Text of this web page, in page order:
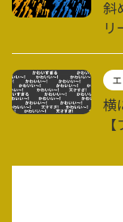
斜
リ
横